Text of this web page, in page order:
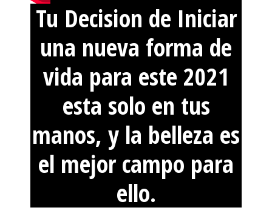
Tu Decision de Iniciar
una nueva forma de
vida para este 2021
esta solo en tus
manos, y la belleza es
el mejor campo para
ello.